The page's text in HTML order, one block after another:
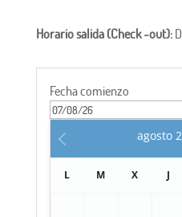
Horario salida (Check -out):
Fecha comienzo
agosto
L M X J